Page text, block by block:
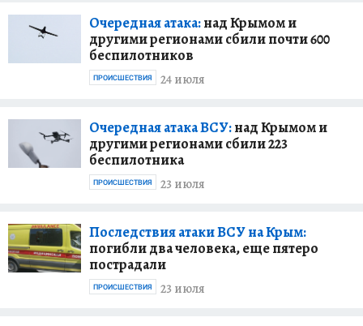
Очередная атака:над Крымом и
другими регионами сбили почти 600
беспилотников
24 июля
ПРОИСШЕСТВИЯ
Очередная атака ВСУ:над Крымом и
другими регионами сбили 223
беспилотника
23 июля
ПРОИСШЕСТВИЯ
Последствия атаки ВСУ на Крым:
погибли два человека, еще пятеро
пострадали
23 июля
ПРОИСШЕСТВИЯ